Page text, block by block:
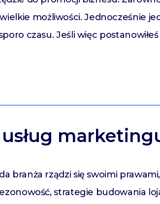
możliwości. Jednocześnie
czasu. Jeśli więc
branża rządzi się swoimi
strategie budowania